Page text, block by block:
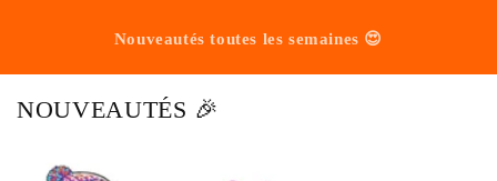
Nouveautés toutes les semaines 😍
NOUVEAUTÉS 🎉